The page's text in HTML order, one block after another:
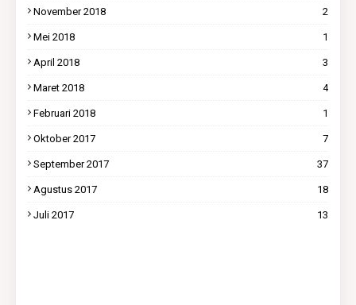
November 2018 2
Mei 2018 1
April 2018 3
Maret 2018 4
Februari 2018 1
Oktober 2017 7
September 2017 37
Agustus 2017 18
Juli 2017 13